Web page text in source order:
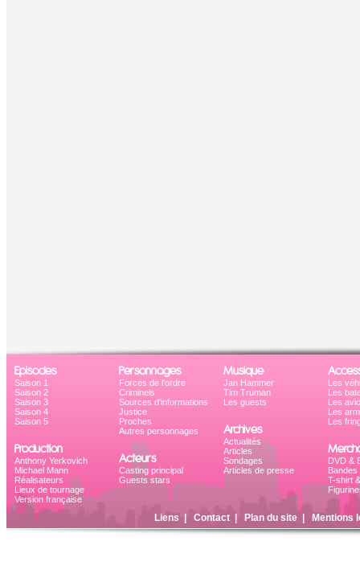
Episodes
Saison 1
Saison 2
Saison 3
Saison 4
Saison 5
Production
Anthony Yerkovich
Michael Mann
Réalisateurs
Lieux de tournage
Version française
Personnages
Forces de l'ordre
Criminels
Sources d'informations
Justice
Proches
Autres personnages
Acteurs
Casting principal
Guests stars
Musique
Jan Hammer
Tim Truman
Les guests
Archives
Actualités
Articles
Sondages
Articles de presse
Les
Les
Les
Les
Les
DVD &
Bandes
T-shirt
Liens Contact| Plan du site| Mentions